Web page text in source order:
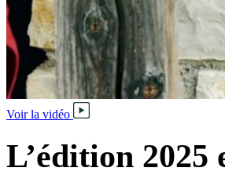
Voir la vidéo
L’édition 2025